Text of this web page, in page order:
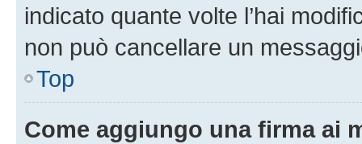
indicato quante volte l’hai
non può cancellare un
Top
Come aggiungo una firma ai